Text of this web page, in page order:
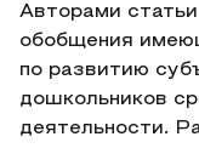
Авторами
обобщения
по развитию
дошкольников
деятельности.